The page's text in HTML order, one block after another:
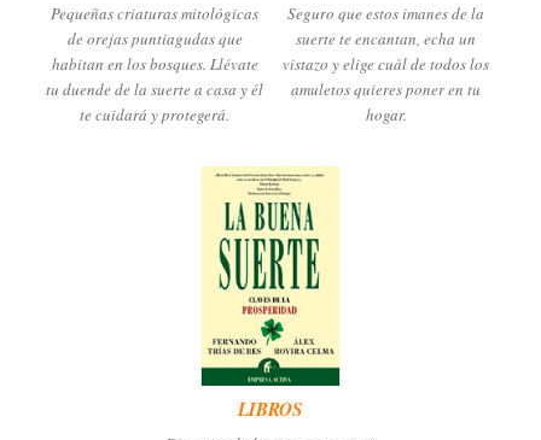
Pequeñas criaturas mitológicas
de orejas puntiagudas que
habitan en los bosques. Llévate
tu duende de la suerte a casa y él
te cuidará y protegerá.
Seguro que estos imanes de la
suerte te encantan, echa un
vistazo y elige cuál de todos los
amuletos quieres poner en tu
hogar.
LIBROS